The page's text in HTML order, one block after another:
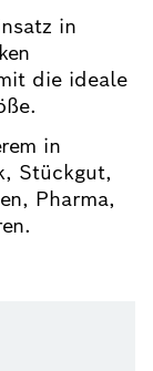
in
die ideale
in
Stückgut,
Pharma,